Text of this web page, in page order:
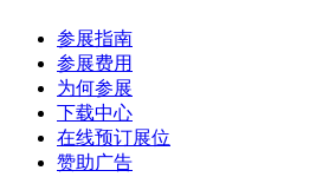
参展指南
参展费用
为何参展
下载中心
在线预订展位
赞助广告